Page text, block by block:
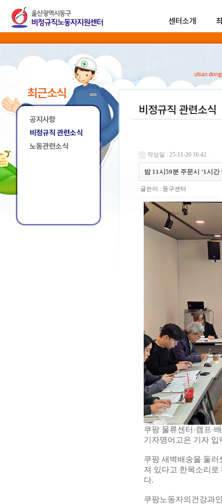
센터소개
최근소식
공지사항
비정규직 관련소식
노동관련소식
비정규직 관련소식
작성일 : 25-11-20 16:42
밤 11시59분 주문시 ‘1시
글쓴이 : 동구센터
쿠팡 물류센터·캠프·
기자명어고은 기자 입
쿠팡 새벽배송을 둘러
져 있다고 한목소리로
다.
쿠팡노동자의건강과